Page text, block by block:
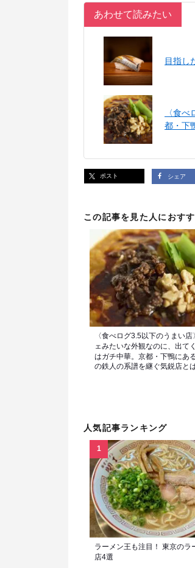
あわせて読みたい
目指し
〈食
都・下
ポスト シェア
この記事を見た人におす
〈食べログ3.5以下のうまい店
ェみたいな外観なのに、出て
はガチ中華。京都・下鴨にあ
の鉄人の系譜を継ぐ気鋭店と
人気記事ランキング
ラーメン王も注目！ 東京のラ
店4選